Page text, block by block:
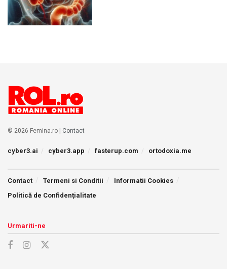
© 2026 Femina.ro | Contact
cyber3.ai cyber3.app fasterup.com ortodoxia.me
Contact Termeni si Conditii
Informatii Cookies
Politică de Confidențialitate
Urmariti-ne